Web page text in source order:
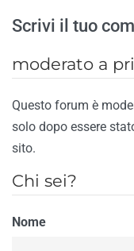
Scrivi il tuo
moderato a
Questo forum è
solo dopo essere
sito.
Chi sei?
Nome